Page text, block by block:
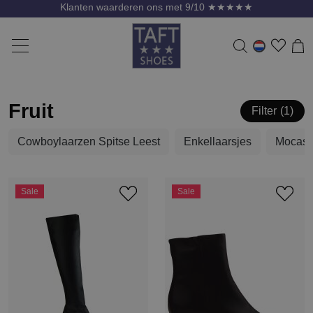
Klanten waarderen ons met 9/10 ★★★★★
Fruit Filter 1
Cowboylaarzen Spitse Leest Enkellaarsjes
Sale Sale